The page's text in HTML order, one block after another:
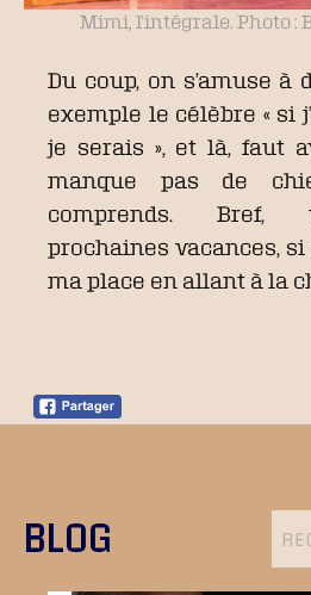
Mimi, l’intégrale. Photo :
Du coup, on s’amuse à
exemple le célèbre « si
je serais », et là, faut
manque pas de
comprends. Bref,
prochaines vacances, si
ma place en allant à la
BLOG